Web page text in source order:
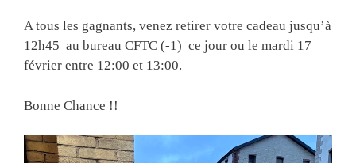
A tous les gagnants, venez retirer votre cadeau jusqu’à
12h45 au bureau CFTC (-1) ce jour ou le mardi 17
février entre 12:00 et 13:00.
Bonne Chance !!